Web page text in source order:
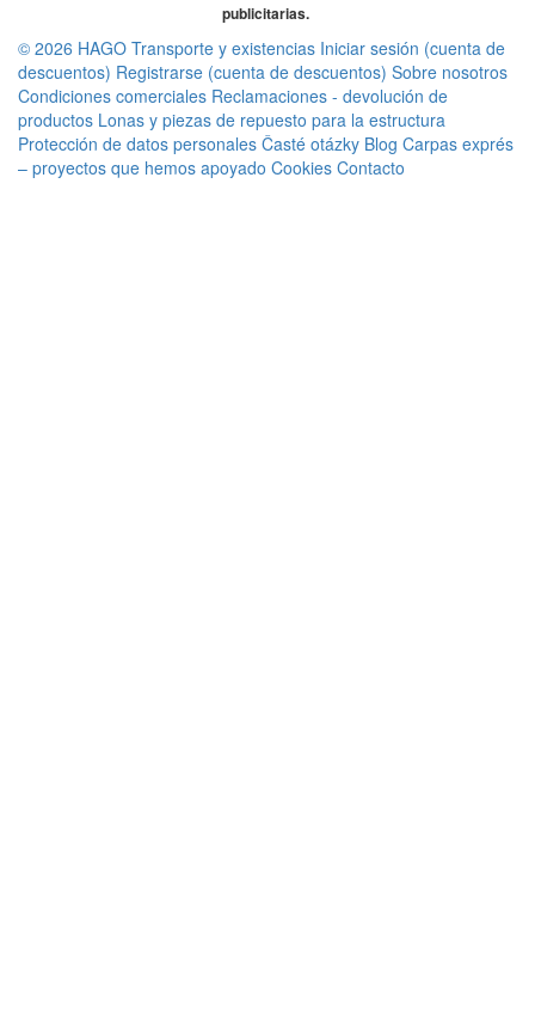
publicitarias.
© 2026 HAGO Transporte y existencias Iniciar sesión (cuenta de
descuentos) Registrarse (cuenta de descuentos) Sobre nosotros
Condiciones comerciales Reclamaciones - devolución de
productos Lonas y piezas de repuesto para la estructura
Protección de datos personales Časté otázky Blog Carpas exprés
– proyectos que hemos apoyado Cookies Contacto